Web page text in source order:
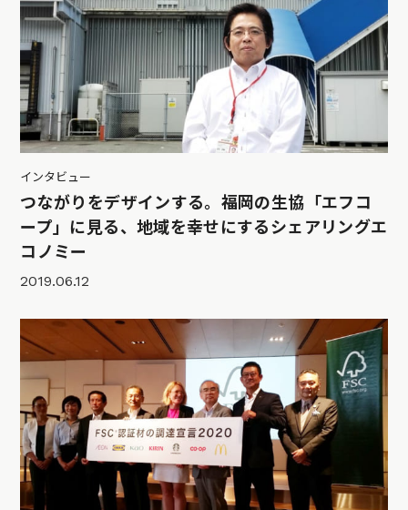
インタビュー
つながりをデザインする。福岡の生協「エフコ
ープ」に見る、地域を幸せにするシェアリングエ
コノミー
2019.06.12